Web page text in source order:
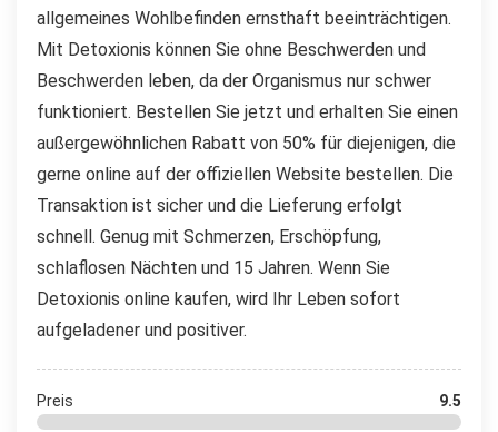
allgemeines Wohlbefinden ernsthaft beeinträchtigen.
Mit Detoxionis können Sie ohne Beschwerden und
Beschwerden leben, da der Organismus nur schwer
funktioniert. Bestellen Sie jetzt und erhalten Sie einen
außergewöhnlichen Rabatt von 50% für diejenigen, die
gerne online auf der offiziellen Website bestellen. Die
Transaktion ist sicher und die Lieferung erfolgt
schnell. Genug mit Schmerzen, Erschöpfung,
schlaflosen Nächten und 15 Jahren. Wenn Sie
Detoxionis online kaufen, wird Ihr Leben sofort
aufgeladener und positiver.
Preis 9.5